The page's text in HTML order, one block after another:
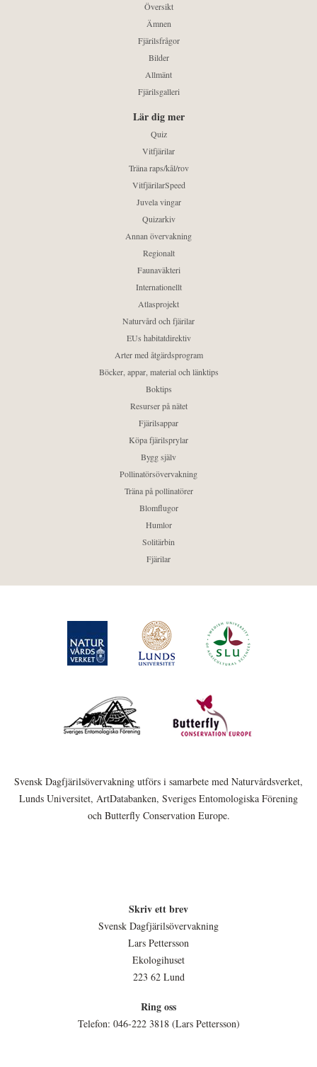
Översikt
Ämnen
Fjärilsfrågor
Bilder
Allmänt
Fjärilsgalleri
Lär dig mer
Quiz
Vitfjärilar
Träna raps/kål/rov
VitfjärilarSpeed
Juvela vingar
Quizarkiv
Annan övervakning
Regionalt
Faunaväkteri
Internationellt
Atlasprojekt
Naturvård och fjärilar
EUs habitatdirektiv
Arter med åtgärdsprogram
Böcker, appar, material och länktips
Boktips
Resurser på nätet
Fjärilsappar
Köpa fjärilsprylar
Bygg själv
Pollinatörsövervakning
Träna på pollinatörer
Blomflugor
Humlor
Solitärbin
Fjärilar
Svensk Dagfjärilsövervakning utförs i samarbete med Naturvårdsverket,
Lunds Universitet, ArtDatabanken, Sveriges Entomologiska Förening
och Butterfly Conservation Europe.
Skriv ett brev
Svensk Dagfjärilsövervakning
Lars Pettersson
Ekologihuset
223 62 Lund
Ring oss
Telefon: 046-222 3818 (Lars Pettersson)